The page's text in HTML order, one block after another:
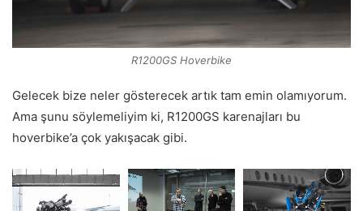
R1200GS Hoverbike
Gelecek bize neler gösterecek artık tam emin olamıyorum.
Ama şunu söylemeliyim ki, R1200GS karenajları bu
hoverbike’a çok yakışacak gibi.